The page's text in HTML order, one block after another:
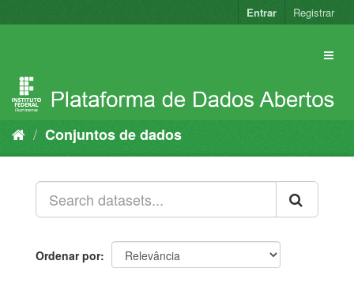
para
Entrar Registrar
Conjuntos de dados
Ordenar por